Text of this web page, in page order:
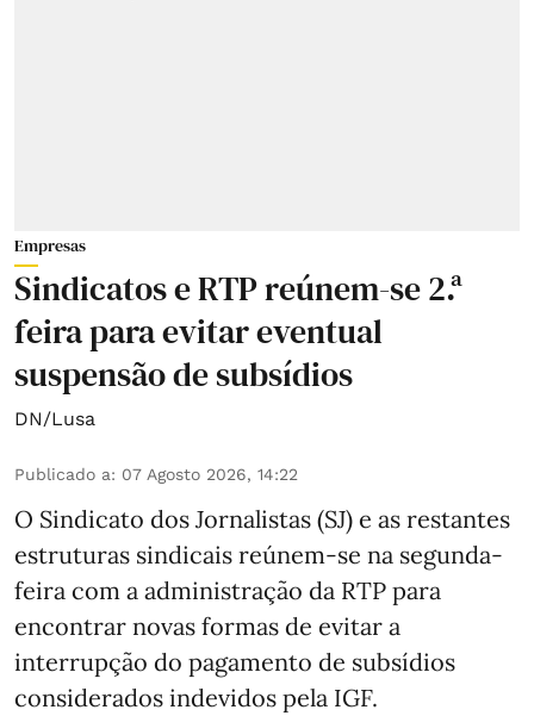
Empresas
Sindicatos e RTP reúnem-se 2.ª
feira para evitar eventual
suspensão de subsídios
DN/Lusa
Publicado a: 07 Agosto 2026, 14:22
O Sindicato dos Jornalistas (SJ) e as restantes
estruturas sindicais reúnem-se na segunda-
feira com a administração da RTP para
encontrar novas formas de evitar a
interrupção do pagamento de subsídios
considerados indevidos pela IGF.